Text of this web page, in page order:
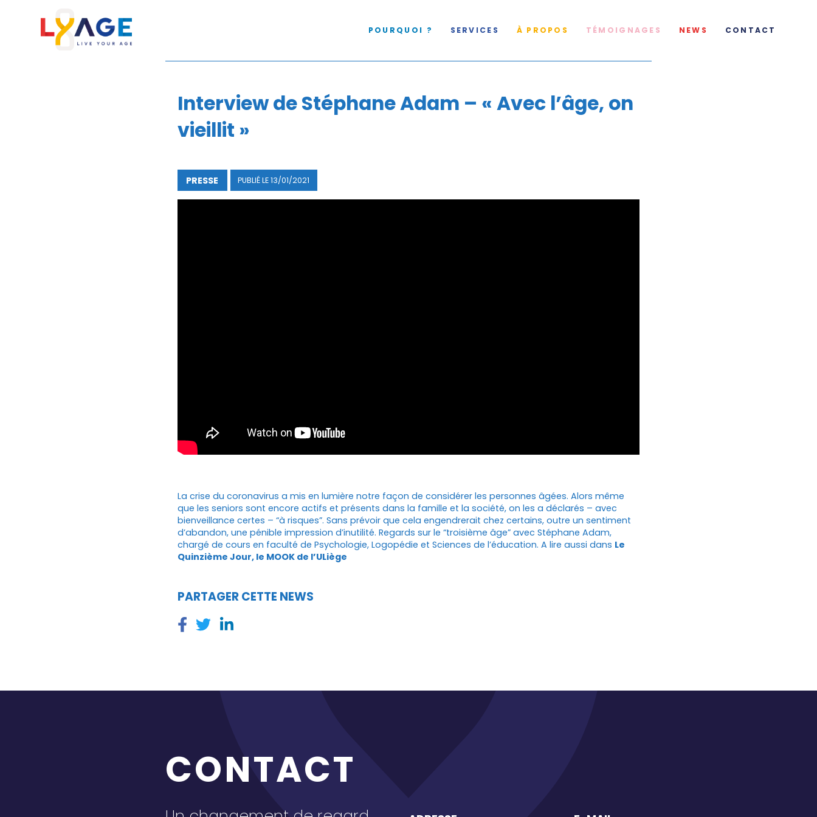
POURQUOI ? SERVICES À PROPOS TÉMOIGNAGES NEWS CONTACT
Interview de Stéphane Adam – « Avec l’âge, on
vieillit »
PRESSE PUBLIÉ LE13/01/2021
La crise du coronavirus a mis en lumière notre façon de considérer les personnes âgées. Alors même
que les seniors sont encore actifs et présents dans la famille et la société, on les a déclarés – avec
bienveillance certes – “à risques”. Sans prévoir que cela engendrerait chez certains, outre un sentiment
d’abandon, une pénible impression d’inutilité. Regards sur le “troisième âge” avec Stéphane Adam,
chargé de cours en faculté de Psychologie, Logopédie et Sciences de l’éducation. A lire aussi dans Le
Quinzième Jour, le MOOK de l’ULiège
PARTAGER CETTE NEWS
CONTACT